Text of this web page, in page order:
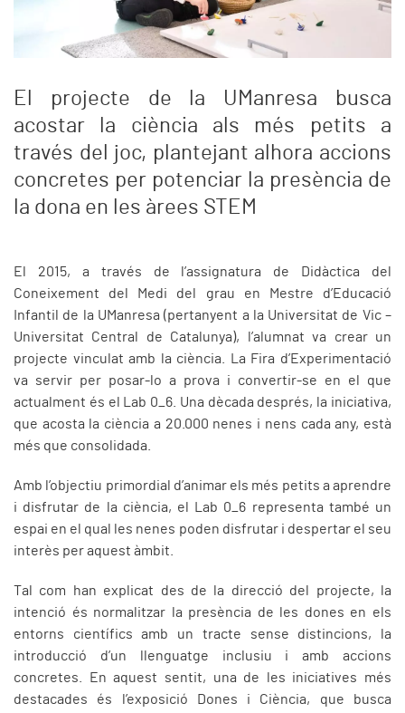
El projecte de la UManresa busca
acostar la ciència als més petits a
través del joc, plantejant alhora accions
concretes per potenciar la presència de
la dona en les àrees STEM
El 2015, a través de l’assignatura de Didàctica del
Coneixement del Medi del grau en Mestre d’Educació
Infantil de la UManresa (pertanyent a la Universitat de Vic –
Universitat Central de Catalunya), l’alumnat va crear un
projecte vinculat amb la ciència. La Fira d’Experimentació
va servir per posar-lo a prova i convertir-se en el que
actualment és el Lab 0_6. Una dècada després, la iniciativa,
que acosta la ciència a 20.000 nenes i nens cada any, està
més que consolidada.
Amb l’objectiu primordial d’animar els més petits a aprendre
i disfrutar de la ciència, el Lab 0_6 representa també un
espai en el qual les nenes poden disfrutar i despertar el seu
interès per aquest àmbit.
Tal com han explicat des de la direcció del projecte, la
intenció és normalitzar la presència de les dones en els
entorns científics amb un tracte sense distincions, la
introducció d’un llenguatge inclusiu i amb accions
concretes. En aquest sentit, una de les iniciatives més
destacades és l’exposició Dones i Ciència, que busca